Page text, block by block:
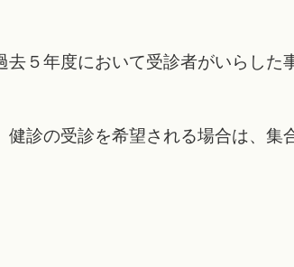
５年度において受診者がいらした
診の受診を希望される場合は、集